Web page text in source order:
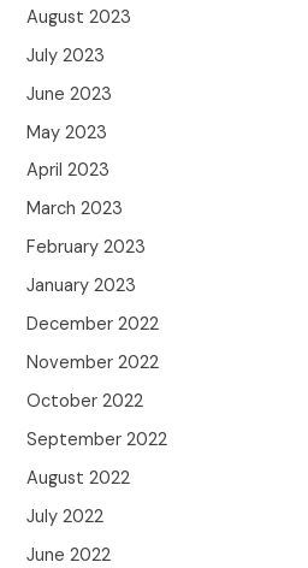
August 2023
July 2023
June 2023
May 2023
April 2023
March 2023
February 2023
January 2023
December 2022
November 2022
October 2022
September 2022
August 2022
July 2022
June 2022